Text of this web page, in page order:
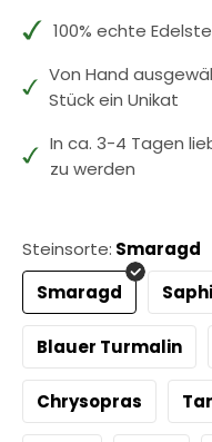
100% echte
Von Hand
Stück ein Unikat
In ca. 3-4 Tagen
zu werden
Steinsorte: Smaragd
Smaragd
Blauer Turmalin
Chrysopras